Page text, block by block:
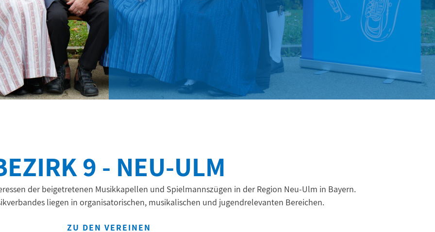
9 - NEU-ULM
der beigetretenen Musikkapellen und Spielmannszügen in der Region Neu-Ulm in Bayern.
liegen in organisatorischen, musikalischen und jugendrelevanten Bereichen.
ZU DEN VEREINEN